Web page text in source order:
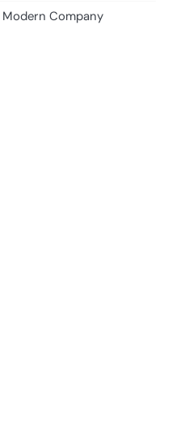
Company